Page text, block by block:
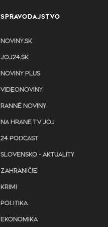
SPRAVODAJSTVO
NOVINY.SK
JOJ24.SK
NOVINY PLUS
VIDEONOVINY
RANNÉ NOVINY
NA HRANE TV JOJ
24 PODCAST
SLOVENSKO - AKTUALITY
ZAHRANIČIE
KRIMI
POLITIKA
EKONOMIKA